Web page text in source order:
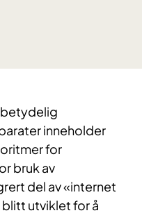
betydelig
inneholder
for
bruk av
del av «internet
blitt utviklet for å